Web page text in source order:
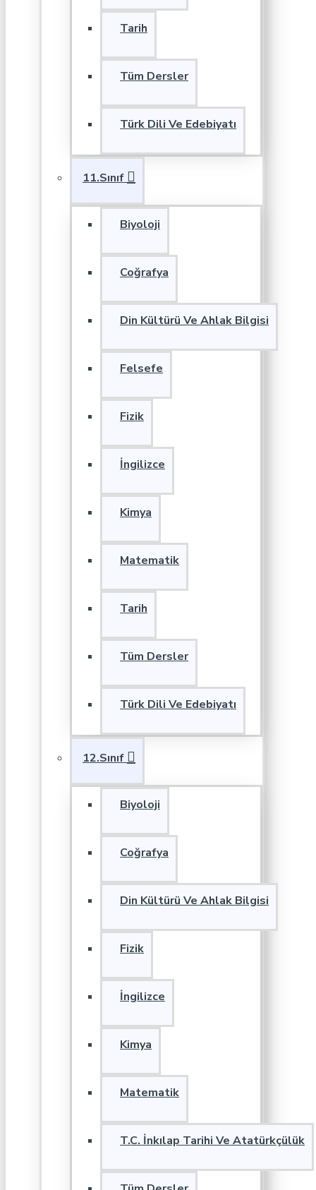
Tarih
Tüm Dersler
Türk Dili Ve Edebiyatı
11.Sınıf
Biyoloji
Coğrafya
Din Kültürü Ve Ahlak Bilgisi
Felsefe
Fizik
İngilizce
Kimya
Matematik
Tarih
Tüm Dersler
Türk Dili Ve Edebiyatı
12.Sınıf
Biyoloji
Coğrafya
Din Kültürü Ve Ahlak Bilgisi
Fizik
İngilizce
Kimya
Matematik
T.C. İnkılap Tarihi Ve Atatürkçülük